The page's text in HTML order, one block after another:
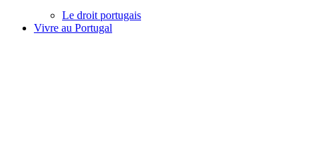
Le droit portugais
Vivre au Portugal